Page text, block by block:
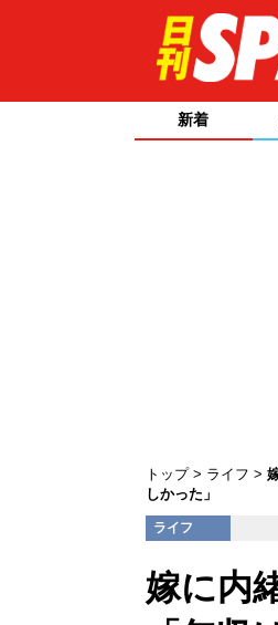
新着
トップ ライフ
しかった」
ライフ
嫁に内